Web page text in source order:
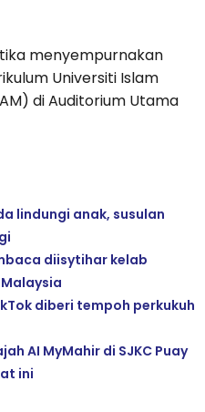
menyempurnakan
Universiti Islam
di Auditorium Utama
lindungi anak, susulan
diisytihar kelab
diberi tempoh perkukuh
AI MyMahir di SJKC Puay
ini